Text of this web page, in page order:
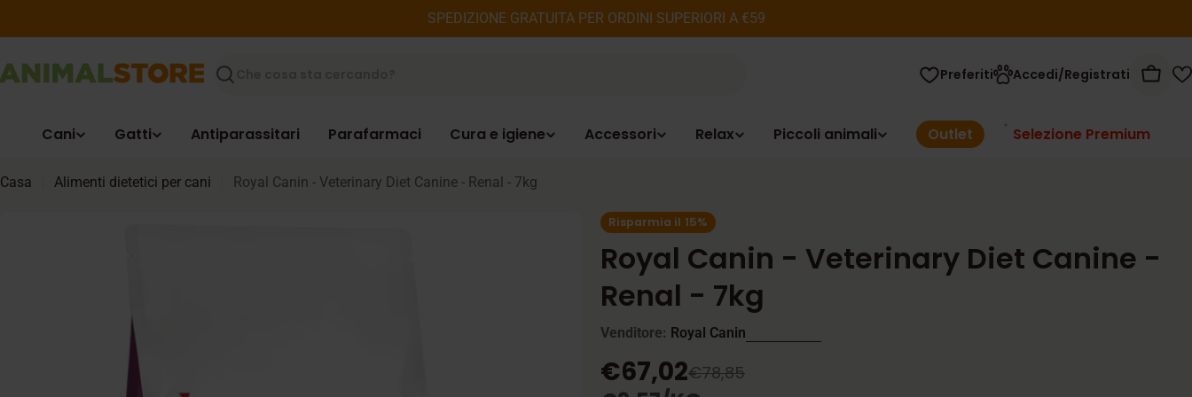
al
SPEDIZIONE GRATUITA PER ORDINI SUPERIORI A €59
Ricerca
Preferiti Accedi/Registrati
Cani Gatti Antiparassitari Parafarmaci Cura e igiene Accessori Relax Piccoli animali Outlet Selezione Premium
Casa Alimenti dietetici per cani Royal Canin - Veterinary Diet Canine - Renal - 7kg
Risparmia il 15%
Royal Canin - Veterinary Diet Canine -
Renal - 7kg
Venditore: Royal Canin
Prezzo
€67,02
Prezzo €78,85